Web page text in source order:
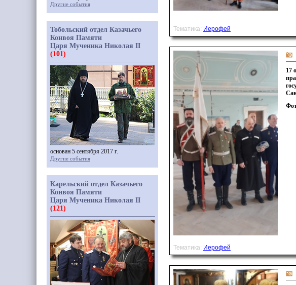
Тематика: Иерофей
17
Тематика: Иерофей
Другие события
Тобольский отдел Казачьего
Конвоя Памяти
Царя Мученика Николая II
(101)
основан 5 сентября 2017 г.
Другие события
Карельский отдел Казачьего
Конвоя Памяти
Царя Мученика Николая II
(121)